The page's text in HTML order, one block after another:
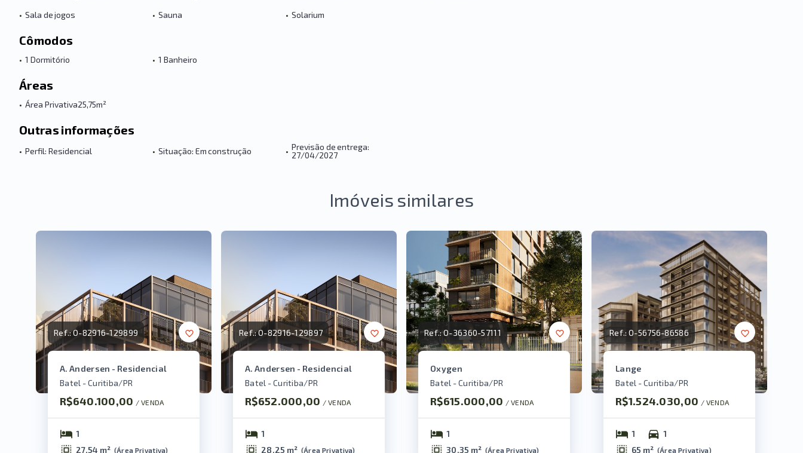
• Sala de jogos • Sauna • Solarium
Cômodos
• 1 Dormitório • 1 Banheiro
Áreas
• Área Privativa25,75m²
Outras informações
• Perfil: Residencial • Situação: Em construção • Previsão de entrega:
27/04/2027
Imóveis similares
Ref.:O-82916-129899
A. Andersen - Residencial
Batel - Curitiba/PR
R$640.100,00 / VENDA
1
27,54 m² (Área Privativa)
Ref.:O-82916-129897
A. Andersen - Residencial
Batel - Curitiba/PR
R$652.000,00 / VENDA
1
28,25 m² (Área Privativa)
Ref.:O-36360-57111
Oxygen
Batel - Curitiba/PR
R$615.000,00 / VENDA
1
30,35 m² (Área Privativa)
Ref.:O-56756-86586
Lange
Batel - Curitiba/PR
R$1.524.030,00 / VENDA
1
1
65 m² (Área Privativa)